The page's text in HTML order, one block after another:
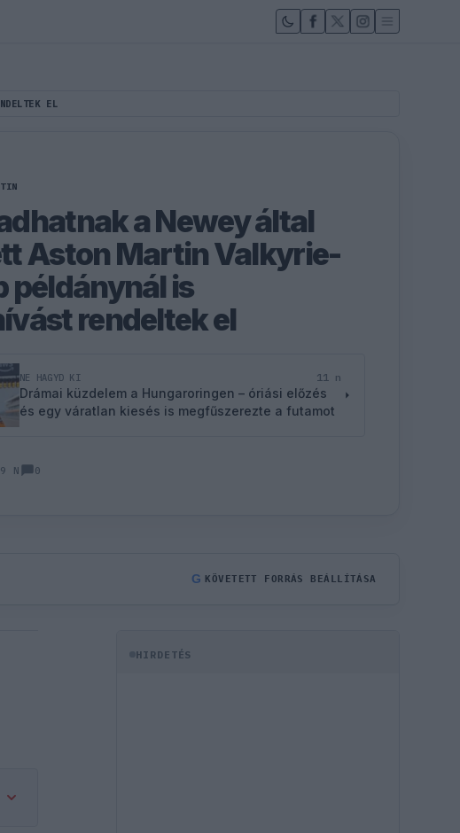
EL
a Newey által
Aston Martin Valkyrie-
példánynál is
rendeltek el
NE HAGYD KI 11 n
Drámai küzdelem a Hungaroringen – óriási előzés
és egy váratlan kiesés is megfűszerezte a futamot
N 0
G KÖVETETT FORRÁS BEÁLLÍTÁSA
HIRDETÉS